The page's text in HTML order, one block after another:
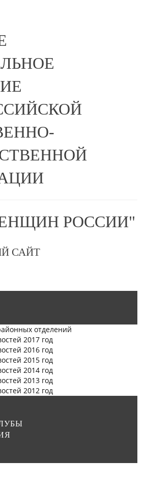
РОССИИ"
САЙТ
отделений
2017 год
2016 год
2015 год
2014 год
2013 год
2012 год